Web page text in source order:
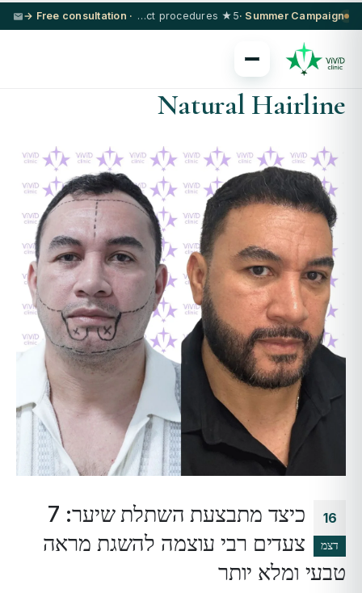
Summer Campaign ·
5★ hotel + VIP transfer on select procedures
· Free consultation →
Natural Hairline
16
דצמ
כיצד מתבצעת השתלת שיער: 7
צעדים רבי עוצמה להשגת מראה
טבעי ומלא יותר